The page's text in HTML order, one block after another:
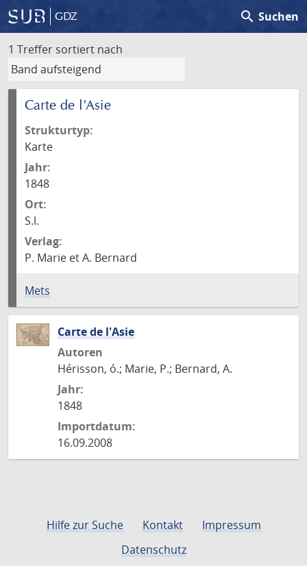
GDZ search Suchen
1 Treffer sortiert nach
Carte de l'Asie
Strukturtyp:
Karte
Jahr:
1848
Ort:
S.l.
Verlag:
P. Marie et A. Bernard
Mets
Carte de l'Asie
Autoren
Hérisson, ó.; Marie, P.; Bernard, A.
Jahr:
1848
Importdatum:
16.09.2008
Hilfe zur Suche Kontakt
Impressum
Datenschutz